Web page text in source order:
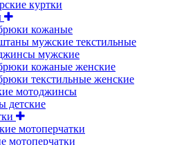
куртки
кожаные
мужские текстильные
мужские
кожаные женские
текстильные женские
мотоджинсы
детские
мотоперчатки
мотоперчатки